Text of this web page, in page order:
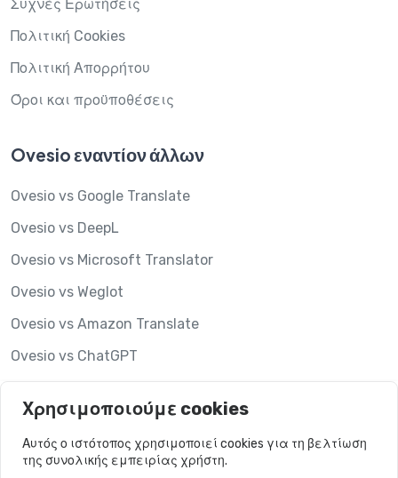
Συχνές Ερωτήσεις
Πολιτική Cookies
Πολιτική Απορρήτου
Όροι και προϋποθέσεις
Ovesio εναντίον άλλων
Ovesio vs Google Translate
Ovesio vs DeepL
Ovesio vs Microsoft Translator
Ovesio vs Weglot
Ovesio vs Amazon Translate
Ovesio vs ChatGPT
Ovesio vs Hypotenuse AI
Ovesio vs Lookalise
Χρησιμοποιούμε cookies
Αυτός ο ιστότοπος χρησιμοποιεί cookies για τη βελτίωση
της συνολικής εμπειρίας χρήστη.